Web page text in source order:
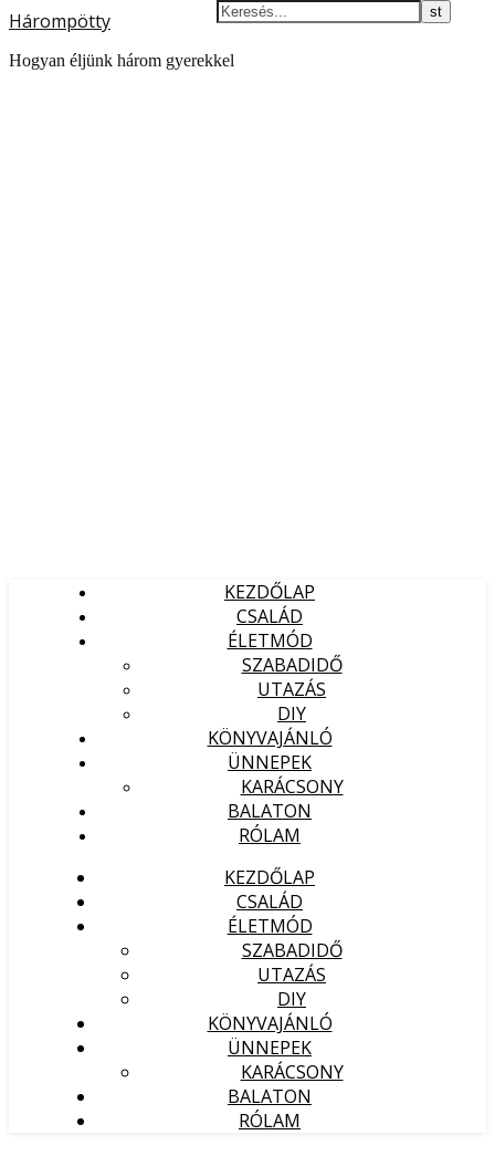
Hárompötty
Hogyan éljünk három gyerekkel
KEZDŐLAP
CSALÁD
ÉLETMÓD
SZABADIDŐ
UTAZÁS
DIY
KÖNYVAJÁNLÓ
ÜNNEPEK
KARÁCSONY
BALATON
RÓLAM
KEZDŐLAP
CSALÁD
ÉLETMÓD
SZABADIDŐ
UTAZÁS
DIY
KÖNYVAJÁNLÓ
ÜNNEPEK
KARÁCSONY
BALATON
RÓLAM